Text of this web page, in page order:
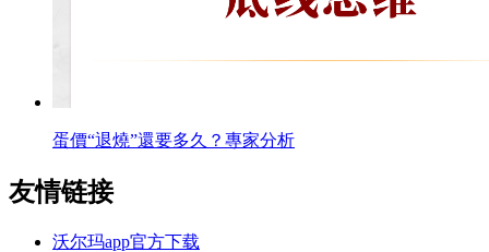
蛋價“退燒”還要多久？專家分析
友情链接
沃尔玛app官方下载